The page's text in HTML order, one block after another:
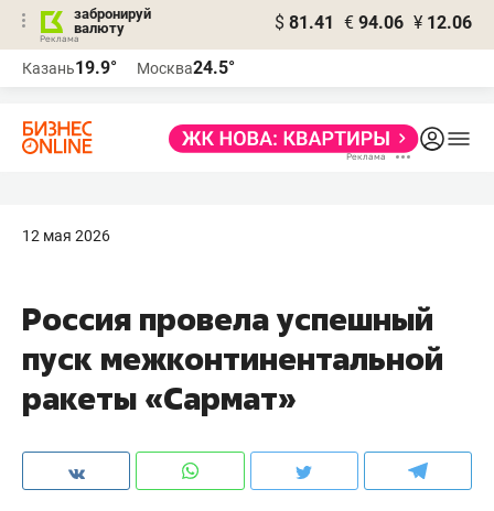
забронируй
валюту
$ 81.41 € 94.06 ¥ 12.06
Казань19.9° Москва24.5°
12 мая 2026
Россия провела успешный
пуск межконтинентальной
ракеты «Сармат»